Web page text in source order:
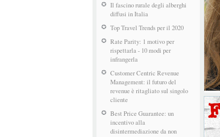
Il fascino rurale degli alberghi
diffusi in Italia
Top Travel Trends per il 2020
Rate Parity: 1 motivo per
rispettarla - 10 modi per
infrangerla
Customer Centric Revenue
Management: il futuro del
revenue è ritagliato sul singolo
cliente
Best Price Guarantee: un
incentivo alla
disintermediazione da non